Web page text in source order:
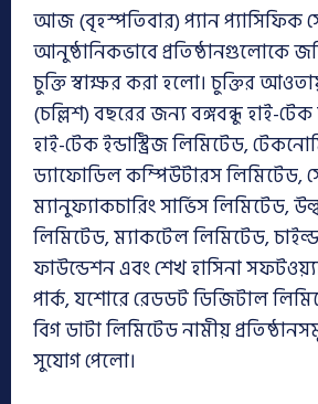
আজ (বৃহস্পতিবার) প্যান প্যাসিফিক
আনুষ্ঠানিকভাবে প্রতিষ্ঠানগুলোকে
চুক্তি স্বাক্ষর করা হলো। চুক্তির
(চল্লিশ) বছরের জন্য বঙ্গবন্ধু হাই-
হাই-টেক ইন্ডাস্ট্রিজ লিমিটেড,
ড্যাফোডিল কম্পিউটারস লিমিটেড,
ম্যানুফ্যাকচারিং সার্ভিস লিমিটেড,
লিমিটেড, ম্যাকটেল লিমিটেড,
ফাউন্ডেশন এবং শেখ হাসিনা
পার্ক, যশোরে রেডডট ডিজিটাল
বিগ ডাটা লিমিটেড নামীয়
সুযোগ পেলো।